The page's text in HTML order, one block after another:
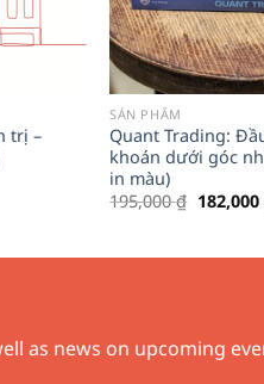
trị –
SẢN PHẨM
Quant Trading:
khoán dưới góc
in màu)
195,000₫ Giá
182,000
as news on upcoming